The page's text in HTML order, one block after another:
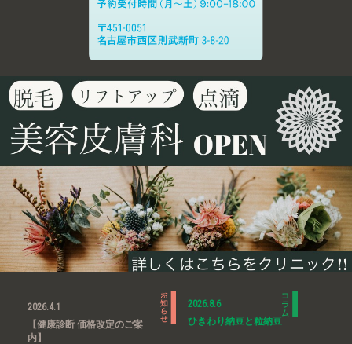
2026.4.1
【健康診断 価格改定のご案
内】
2026.8.6
ひきわり納豆と粒納豆